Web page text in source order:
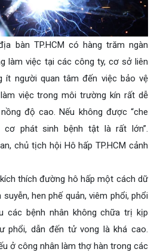
bàn TP.HCM có hàng trăm ngàn
làm việc tại các công ty, cơ sở liên
ít người quan tâm đến việc bảo vệ
việc trong môi trường kín rất dễ
độ cao. Nếu không được “che
cơ phát sinh bệnh tật là rất lớn”.
chủ tịch hội Hô hấp TP.HCM cảnh
thích đường hô hấp một cách dữ
hen phế quản, viêm phổi, phổi
các bệnh nhân không chữa trị kịp
phổi, dẫn đến tử vong là khá cao.
ở công nhân làm thợ hàn trong các